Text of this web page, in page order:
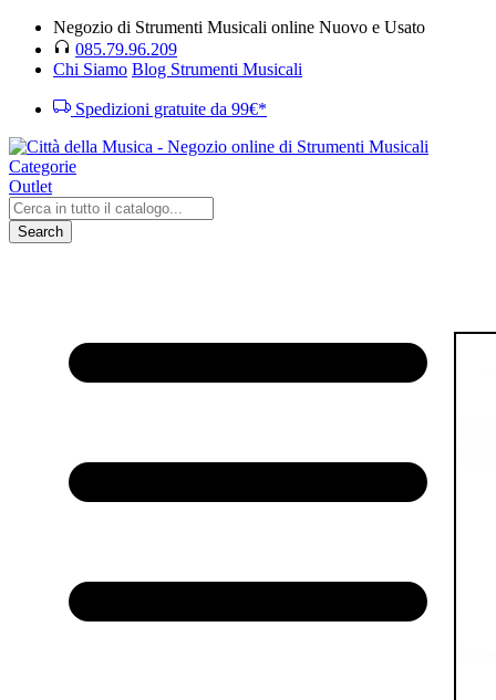
Negozio di Strumenti Musicali online Nuovo e Usato
085.79.96.209
Chi Siamo Blog Strumenti Musicali
Spedizioni gratuite da 99€*
Categorie
Outlet
Search